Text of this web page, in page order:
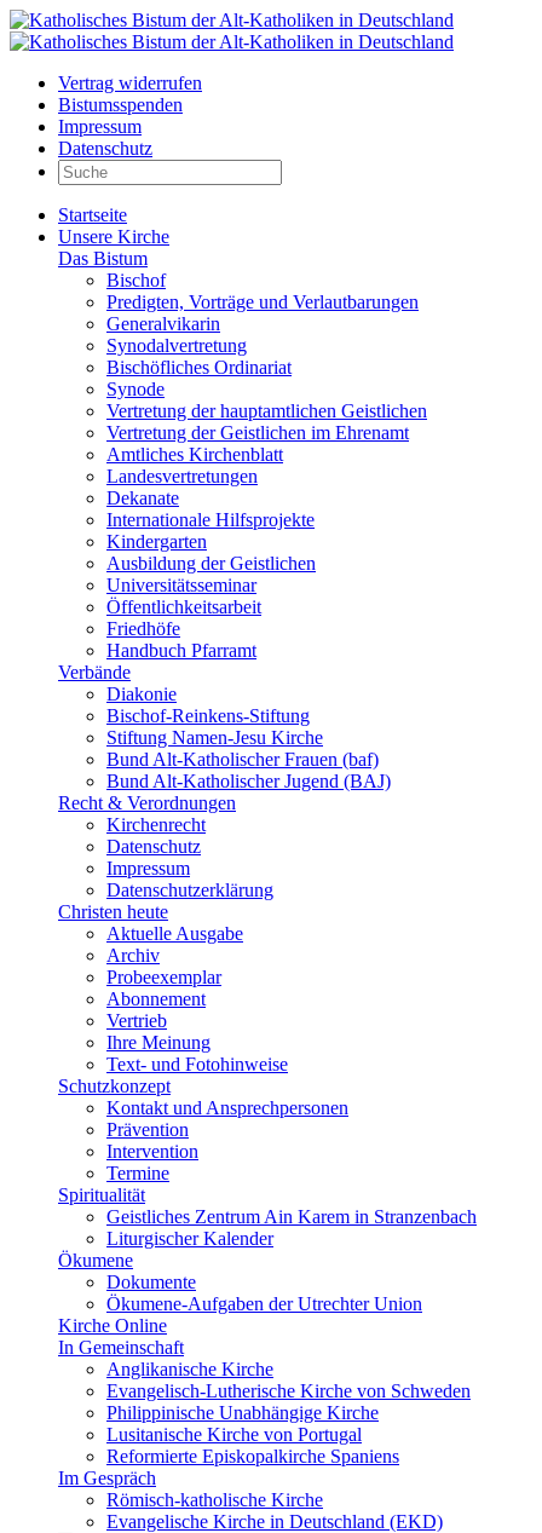
Vertrag widerrufen
Bistumsspenden
Impressum
Datenschutz
Startseite
Unsere Kirche
Das Bistum
Bischof
Predigten, Vorträge und Verlautbarungen
Generalvikarin
Synodalvertretung
Bischöfliches Ordinariat
Synode
Vertretung der hauptamtlichen Geistlichen
Vertretung der Geistlichen im Ehrenamt
Amtliches Kirchenblatt
Landesvertretungen
Dekanate
Internationale Hilfsprojekte
Kindergarten
Ausbildung der Geistlichen
Universitätsseminar
Öffentlichkeitsarbeit
Friedhöfe
Handbuch Pfarramt
Verbände
Diakonie
Bischof-Reinkens-Stiftung
Stiftung Namen-Jesu Kirche
Bund Alt-Katholischer Frauen (baf)
Bund Alt-Katholischer Jugend (BAJ)
Recht & Verordnungen
Kirchenrecht
Datenschutz
Impressum
Datenschutzerklärung
Christen heute
Aktuelle Ausgabe
Archiv
Probeexemplar
Abonnement
Vertrieb
Ihre Meinung
Text- und Fotohinweise
Schutzkonzept
Kontakt und Ansprechpersonen
Prävention
Intervention
Termine
Spiritualität
Geistliches Zentrum Ain Karem in Stranzenbach
Liturgischer Kalender
Ökumene
Dokumente
Ökumene-Aufgaben der Utrechter Union
Kirche Online
In Gemeinschaft
Anglikanische Kirche
Evangelisch-Lutherische Kirche von Schweden
Philippinische Unabhängige Kirche
Lusitanische Kirche von Portugal
Reformierte Episkopalkirche Spaniens
Im Gespräch
Römisch-katholische Kirche
Evangelische Kirche in Deutschland (EKD)